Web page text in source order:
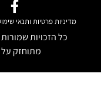
מדיניות פרטיות ותנאי
כל הזכויות
מתוחזק על